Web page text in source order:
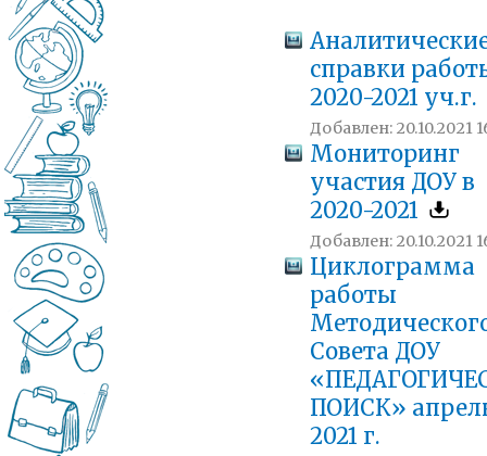
справки
2020-2021 уч.г.
Добавлен: 20.10.2021
Мониторинг
участия ДОУ в
2020-2021
Добавлен: 20.10.2021
Циклограмма
работы
Совета ДОУ
ПОИСК»
2021 г.